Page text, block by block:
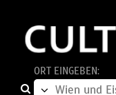
ORT EINGEBEN: